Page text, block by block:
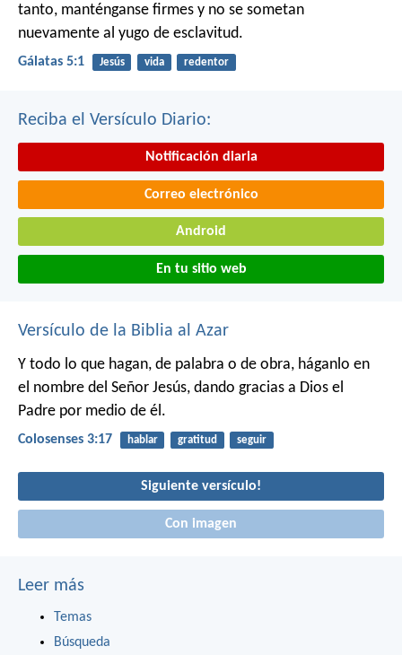
tanto, manténganse firmes y no se sometan
nuevamente al yugo de esclavitud.
Gálatas 5:1 Jesús vida redentor
Reciba el Versículo Diario:
Notificación diaria
Correo electrónico
Android
En tu sitio web
Versículo de la Biblia al Azar
Y todo lo que hagan, de palabra o de obra, háganlo en
el nombre del Señor Jesús, dando gracias a Dios el
Padre por medio de él.
Colosenses 3:17 hablar gratitud seguir
Siguiente versículo!
Con imagen
Leer más
Temas
Búsqueda